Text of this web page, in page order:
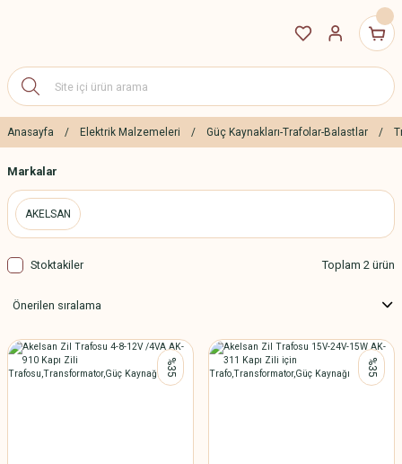
Anasayfa Elektrik Malzemeleri Güç Kaynakları-Trafolar-Balastlar
Markalar
AKELSAN
Stoktakiler Toplam 2 ürün
%35 %35